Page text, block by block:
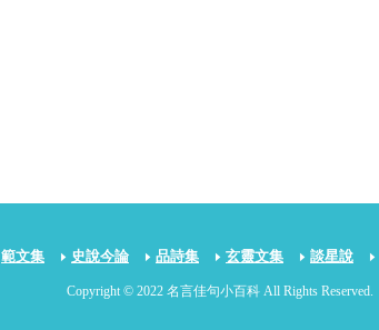
範文集 史說今論 品詩集 玄靈文集 談星說
Copyright © 2022 名言佳句小百科 All Rights Reserved.